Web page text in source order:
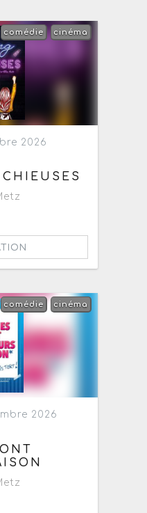
cinéma
comédie
2026
cinéma
comédie
2026